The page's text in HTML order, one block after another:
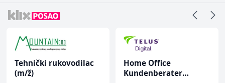
Tehnički rukovodilac
(m/ž)
Home Office
Kundenberater